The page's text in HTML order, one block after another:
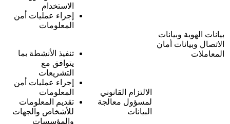
بيانات الهوية وبيانات
الاتصال وبيانات أمان
المعاملات
الاستخدام
إجراء عمليات أمن
المعلومات
الالتزام القانوني
لمسؤول معالجة
البيانات
تنفيذ الأنشطة بما
يتوافق مع
التشريعات
إجراء عمليات أمن
المعلومات
تقديم المعلومات
للأشخاص والجهات
والمؤسسات